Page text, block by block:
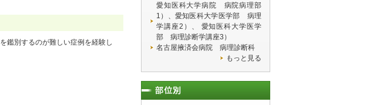
鑑別するのが難しい症例を経験し
愛知医科大学病院 病院病理部
1）、愛知医科大学医学部 病理
学講座2）、 愛知医科大学医学
部 病理診断学講座3）
名古屋掖済会病院 病理診断科
もっと見る